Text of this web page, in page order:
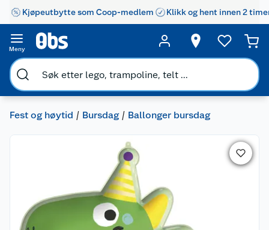
Kjøpeutbytte som Coop-medlem Klikk og hent innen 2
Meny
Fest og høytid Bursdag Ballonger bursdag